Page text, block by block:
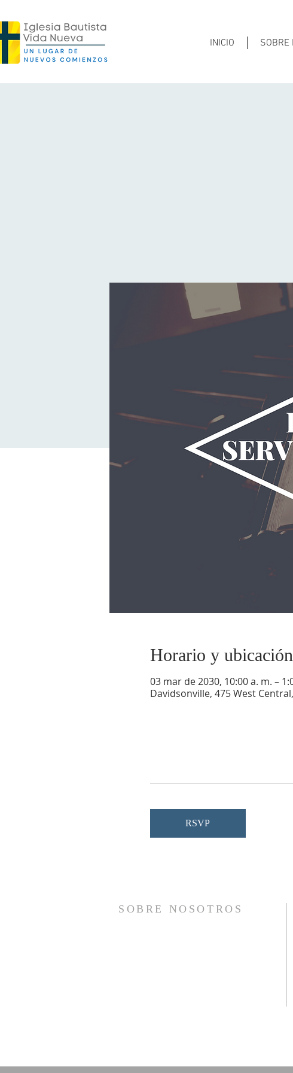
INICIO SOBRE
Horario y ubicación
03 mar de 2030, 10:00 a. m. –
Davidsonville, 475 West
RSVP
SOBRE NOSOTROS